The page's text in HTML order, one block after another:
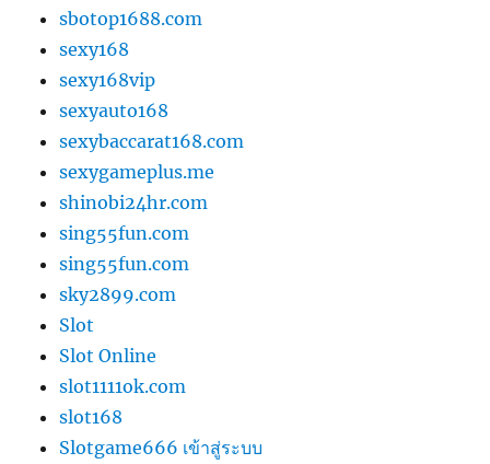
sbotop1688.com
sexy168
sexy168vip
sexyauto168
sexybaccarat168.com
sexygameplus.me
shinobi24hr.com
sing55fun.com
sing55fun.com
sky2899.com
Slot
Slot Online
slot1111ok.com
slot168
Slotgame666 เข้าสู่ระบบ